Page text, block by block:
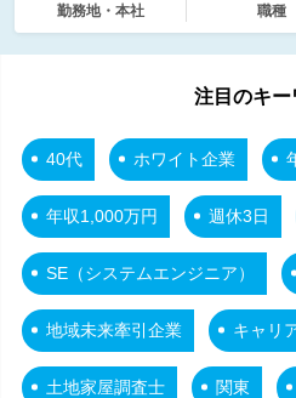
勤務地・本社 職種
注目のキー
40代 ホワイト企業
年収1,000万円 週休3日
SE（システムエンジニア）
地域未来牽引企業 キャリ
土地家屋調査士 関東